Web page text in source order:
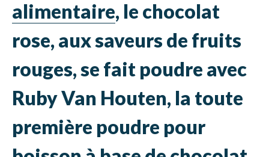
alimentaire, le chocolat
rose, aux saveurs de fruits
rouges, se fait poudre avec
Ruby Van Houten, la toute
première poudre pour